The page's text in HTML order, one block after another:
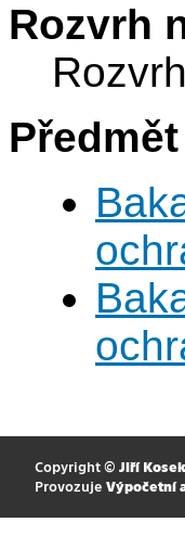
Rozvrh
Copyright © Jiří Kosek
Provozuje Výpočetní